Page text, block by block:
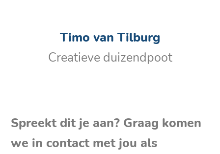
Timo van Tilburg
Creatieve duizendpoot
Spreekt dit je aan? Graag komen
we in contact met jou als